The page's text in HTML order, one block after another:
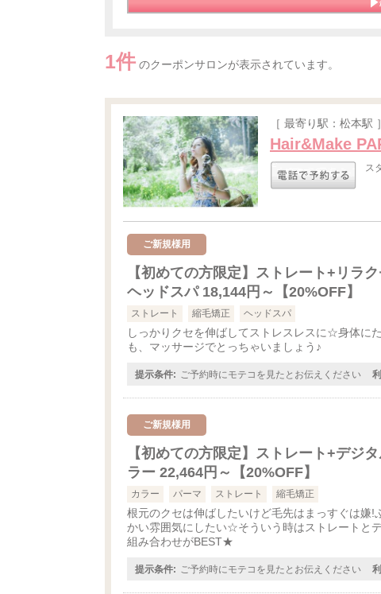
1件 のクーポンサロンが表示されています。
［ 最寄り駅：松本駅 ］
Hair&Make
ス
ご新規様用
【初めての方限定】ストレート+リラ
ヘッドスパ 18,144円～【20%OFF】
ストレート 縮毛矯正 ヘッドスパ
しっかりクセを伸ばしてストレスレスに☆身体に
も、マッサージでとっちゃいましょう♪
提示条件: ご予約時にモテコを見たとお伝えください
ご新規様用
【初めての方限定】ストレート+デジ
ラー 22,464円～【20%OFF】
カラー パーマ ストレート 縮毛矯正
根元のクセは伸ばしたいけど毛先はまっすぐは嫌!
かい雰囲気にしたい☆そういう時はストレートと
組み合わせがBEST★
提示条件: ご予約時にモテコを見たとお伝えください